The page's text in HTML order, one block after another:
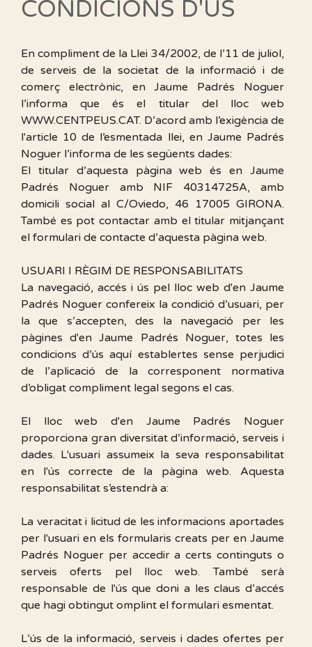
CONDICIONS D'ÚS
En compliment de la Llei 34/2002, de l’11 de juliol,
de serveis de la societat de la informació i de
comerç electrònic, en Jaume Padrés Noguer
l’informa que és el titular del lloc web
WWW.CENTPEUS.CAT. D’acord amb l’exigència de
l'article 10 de l’esmentada llei, en Jaume Padrés
Noguer l’informa de les següents dades:
El titular d’aquesta pàgina web és en Jaume
Padrés Noguer amb NIF 40314725A, amb
domicili social al C/Oviedo, 46 17005 GIRONA.
També es pot contactar amb el titular mitjançant
el formulari de contacte d’aquesta pàgina web.
USUARI I RÈGIM DE RESPONSABILITATS
La navegació, accés i ús pel lloc web d'en Jaume
Padrés Noguer confereix la condició d’usuari, per
la que s’accepten, des la navegació per les
pàgines d'en Jaume Padrés Noguer, totes les
condicions d’ús aquí establertes sense perjudici
de l’aplicació de la corresponent normativa
d’obligat compliment legal segons el cas.
El lloc web d'en Jaume Padrés Noguer
proporciona gran diversitat d’informació, serveis i
dades. L'usuari assumeix la seva responsabilitat
en l'ús correcte de la pàgina web. Aquesta
responsabilitat s’estendrà a:
La veracitat i licitud de les informacions aportades
per l'usuari en els formularis creats per en Jaume
Padrés Noguer per accedir a certs continguts o
serveis oferts pel lloc web. També serà
responsable de l'ús que doni a les claus d’accés
que hagi obtingut omplint el formulari esmentat.
L’ús de la informació, serveis i dades ofertes per